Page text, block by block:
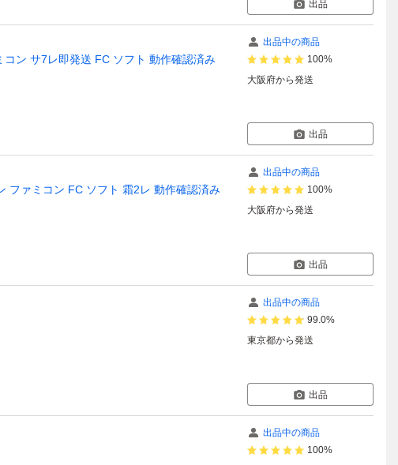
出品
ン サ7レ即発送 FC ソフト 動作確認済み
出品中の商品
100%
大阪府から発送
出品
ファミコン FC ソフト 霜2レ 動作確認済み
出品中の商品
100%
大阪府から発送
出品
出品中の商品
99.0%
東京都から発送
出品
出品中の商品
100%